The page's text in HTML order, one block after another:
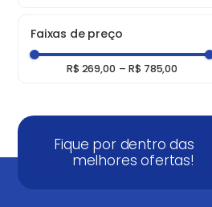
Faixas de preço
R$ 269,00 – R$ 785,00
Fique por dentro das
melhores ofertas!